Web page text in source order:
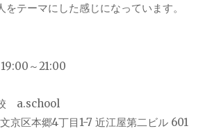
テーマにした感じになっています。
～21:00
a.school
京区本郷4丁目1-7 近江屋第二ビル 601